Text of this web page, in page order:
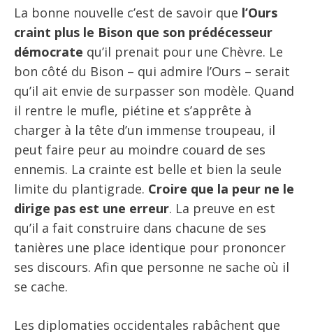
La bonne nouvelle c’est de savoir que l’Ours
craint plus le Bison que son prédécesseur
démocrate qu’il prenait pour une Chèvre. Le
bon côté du Bison – qui admire l’Ours – serait
qu’il ait envie de surpasser son modèle. Quand
il rentre le mufle, piétine et s’apprête à
charger à la tête d’un immense troupeau, il
peut faire peur au moindre couard de ses
ennemis. La crainte est belle et bien la seule
limite du plantigrade. Croire que la peur ne le
dirige pas est une erreur. La preuve en est
qu’il a fait construire dans chacune de ses
tanières une place identique pour prononcer
ses discours. Afin que personne ne sache où il
se cache.
Les diplomaties occidentales rabâchent que